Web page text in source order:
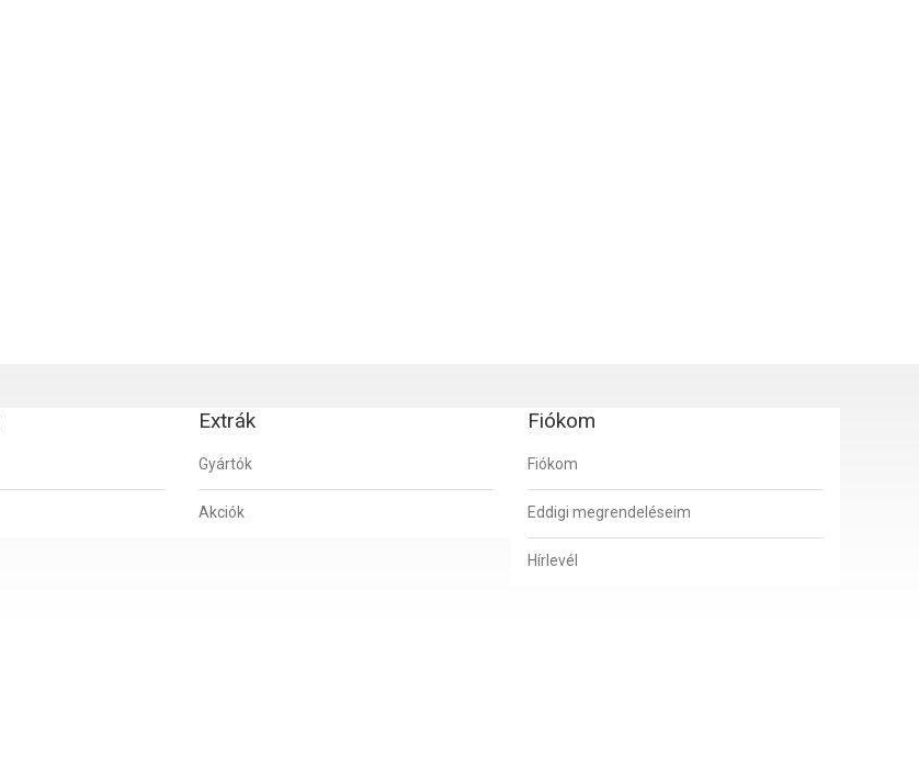
Extrák
Gyártók
Akciók
Fiókom
Fiókom
Eddigi megrendeléseim
Hírlevél